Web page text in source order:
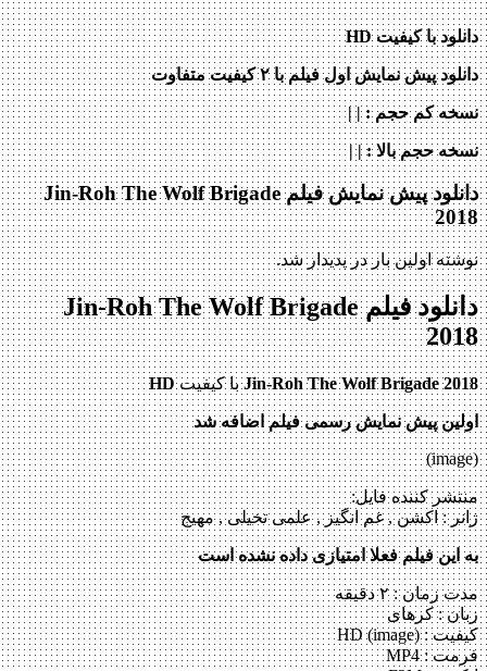
دانلود با کیفیت HD
دانلود پیش نمایش اول فیلم با ۲ کیفیت متفاوت
نسخه کم حجم: | |
نسخه حجم بالا: | |
دانلود پیش نمایش فیلم Jin-Roh The Wolf Brigade
2018
نوشته اولین بار در پدیدار شد.
دانلود فیلم Jin-Roh The Wolf Brigade
2018
Jin-Roh The Wolf Brigade 2018با کیفیتHD
اولین پیش نمایش رسمی فیلم اضافه شد
(image)
منتشر کننده فایل:
ژانر : اکشن , غم انگیز , علمی تخیلی , مهیج
به این فیلم فعلا امتیازی داده نشده است
مدت زمان : ۲ دقیقه
زبان : کره‎ای
کیفیت : HD (image)
فرمت : MP4